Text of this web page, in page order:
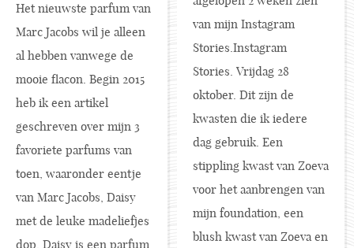
van mijn Instagram
Stories.Instagram
Stories. Vrijdag 28
oktober. Dit zijn de
kwasten die ik iedere
dag gebruik. Een
stippling kwast van Zoeva
voor het aanbrengen van
mijn foundation, een
blush kwast van Zoeva en
Het nieuwste parfum van
Marc Jacobs wil je alleen
al hebben vanwege de
mooie flacon. Begin 2015
heb ik een artikel
geschreven over mijn 3
favoriete parfums van
toen, waaronder eentje
van Marc Jacobs, Daisy
met de leuke madeliefjes
dop. Daisy is een parfum